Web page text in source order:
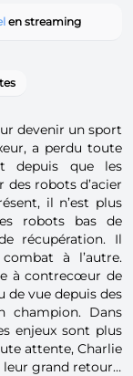
en streaming
devenir un sport
a perdu toute
depuis que les
robots d’acier
il n’est plus
robots bas de
récupération. Il
à l’autre.
à contrecœur de
de vue depuis des
champion. Dans
enjeux sont plus
attente, Charlie
leur grand retour…